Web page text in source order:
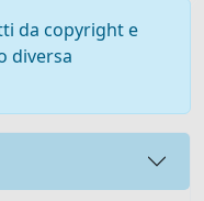
da copyright e
diversa